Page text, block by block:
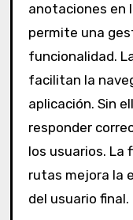
anotaciones en
permite una
funcionalidad.
facilitan la
aplicación. Sin
responder
los usuarios. La
rutas mejora la
del usuario final.